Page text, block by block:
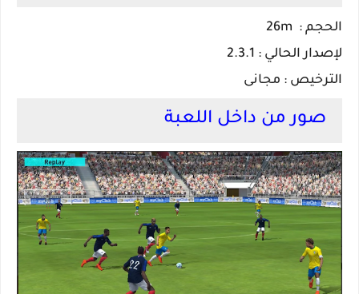
الحجم : 26m
لإصدار الحالي : 2.3.1
الترخيص : مجانى
صور من داخل اللعبة